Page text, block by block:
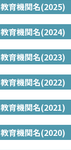
教育機関名(2025)
教育機関名(2024)
教育機関名(2023)
教育機関名(2022)
教育機関名(2021)
教育機関名(2020)